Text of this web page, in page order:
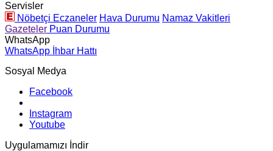
Servisler
Nöbetçi Eczaneler Hava Durumu Namaz Vakitleri
Gazeteler Puan Durumu
WhatsApp
WhatsApp İhbar Hattı
Sosyal Medya
Facebook
Instagram
Youtube
Uygulamamızı İndir